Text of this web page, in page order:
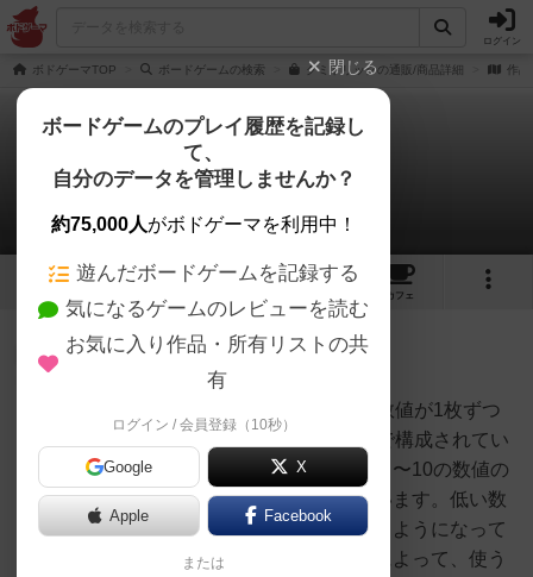
ログイン
ボドゲーマTOP ボードゲームの検索 グミトリックの通販/商品詳細 作品
グミトリック
1件のルール/インスト
5 4
カフェ
174名 充実
グミトリックは、各色１〜10の数値が1枚ずつ
で６色、合計60枚のグミカードで構成されてい
ます。グミカードにはそれぞれ１〜10の数値の
他に、１〜４の得点も書かれています。低い数
値で勝つほど高い得点が得られるようになって
います。ゲームの準備遊ぶ人数によって、使う
大賢者
閉じる
ボードゲームのプレイ履歴を記録し
て、
自分のデータを管理しませんか？
約75,000人がボドゲーマを利用中！
遊んだボードゲームを記録する
気になるゲームのレビューを読む
お気に入り作品・所有リストの共
有
ログイン / 会員登録（10秒）
Google X
Apple Facebook
または